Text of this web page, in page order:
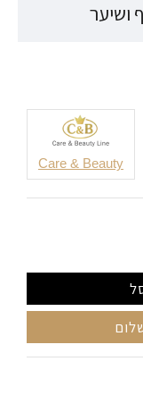
ושיער
Care & Beauty